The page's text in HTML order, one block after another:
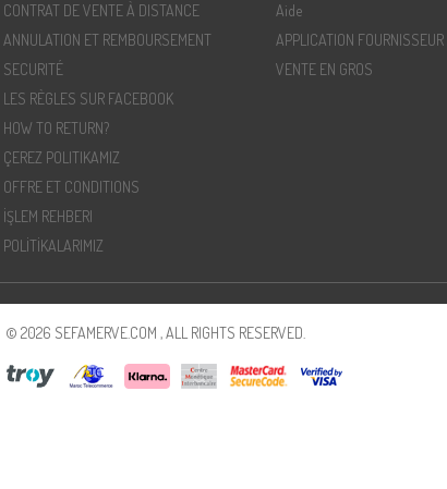
CONTRAT DE VENTE À DISTANCE
ANNULATION ET REMBOURSEMENT
SECURITÉ
LES RÈGLES SUR FACEBOOK
HOW TO RETURN?
ÇEREZ POLITIKAMIZ
OFFRE ET CONDITIONS
İŞLEM REHBERI
POLİTİKALARIMIZ
Aide
APPLICATION FOURNISSEUR
VENTE EN GROS
© 2026 SEFAMERVE.COM , ALL RIGHTS RESERVED.